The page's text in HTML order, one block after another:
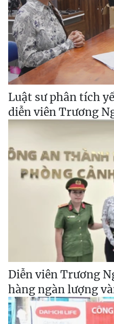
Luật sư phân tích
diễn viên Trương
Diễn viên Trương
hàng ngàn lượng